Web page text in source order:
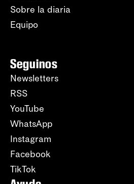
Sobre la diaria
Equipo
Seguinos
Newsletters
RSS
YouTube
WhatsApp
Instagram
Facebook
TikTok